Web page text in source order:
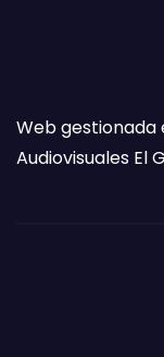
Web
Audiovisuales El